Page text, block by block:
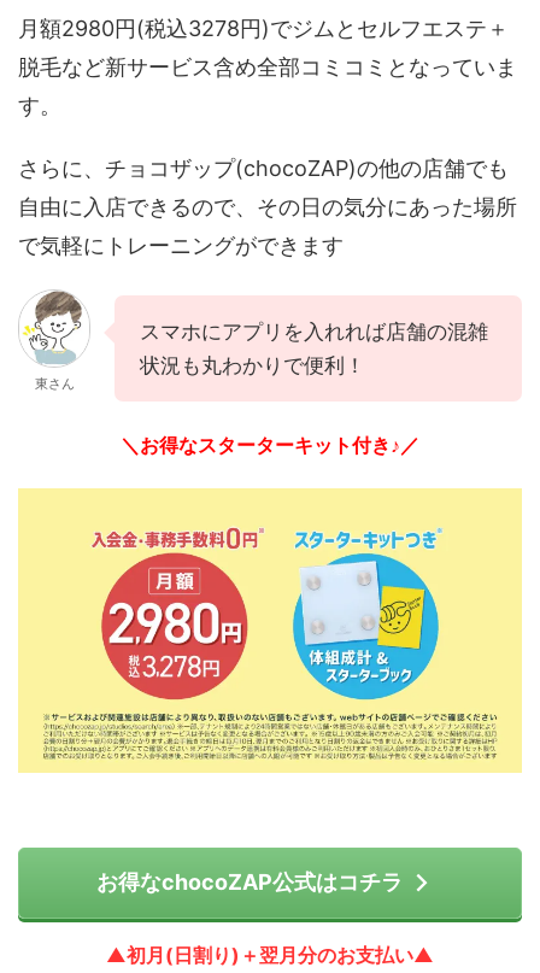
月額2980円(税込3278円)でジムとセルフエステ＋
脱毛など新サービス含め全部コミコミとなっていま
す。
さらに、チョコザップ(chocoZAP)の他の店舗でも
自由に入店できるので、その日の気分にあった場所
で気軽にトレーニングができます
東さん
スマホにアプリを入れれば店舗の混雑
状況も丸わかりで便利！
＼お得なスターターキット付き♪／
お得なchocoZAP公式はコチラ
▲初月(日割り)＋翌月分のお支払い▲